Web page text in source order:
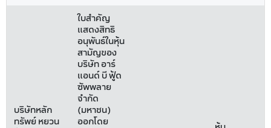
บริษัทหลัก
ทรัพย์ หยวน
ใบสำคัญ
แสดงสิทธิ
อนุพันธ์ในหุ้น
สามัญของ
บริษัท อาร์
แอนด์ บี ฟู้ด
ซัพพลาย
จำกัด
(มหาชน)
ออกโดย